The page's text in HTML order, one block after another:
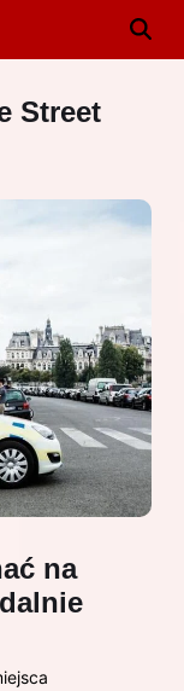
Street
na